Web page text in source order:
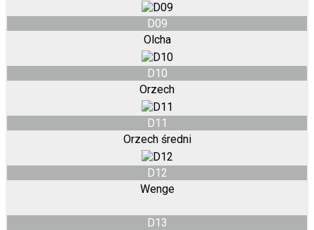
D09
Olcha
D10
Orzech
D11
Orzech średni
D12
Wenge
D13